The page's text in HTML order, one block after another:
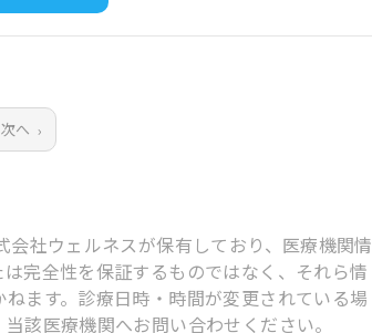
次へ
社ウェルネスが保有しており、医療機関情
完全性を保証するものではなく、それら情
ます。診療日時・時間が変更されている場
該医療機関へお問い合わせください。